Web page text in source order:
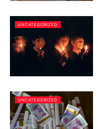
UNCATEGORIZED
UNCATEGORIZED